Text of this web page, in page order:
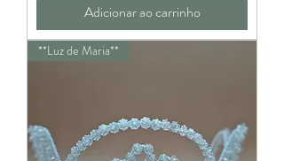
Adicionar ao carrinho
**Luz de Maria**